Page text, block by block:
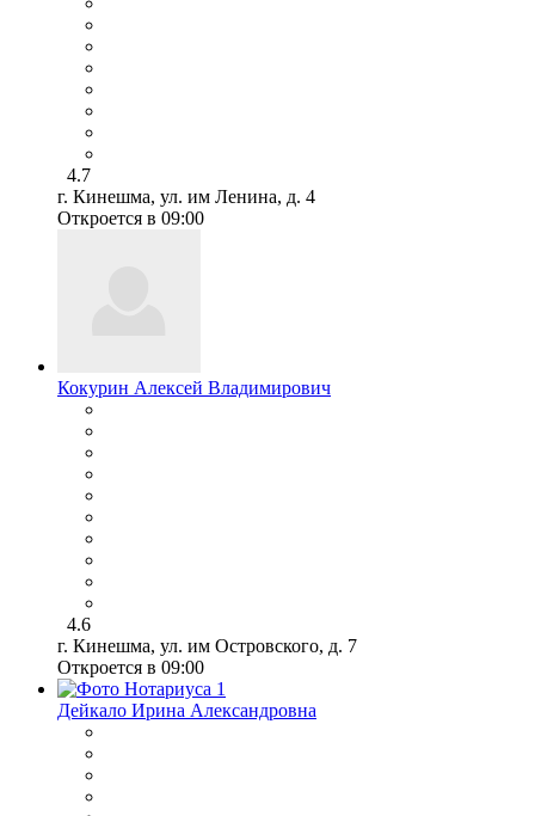
4.7
г. Кинешма, ул. им Ленина, д. 4
Откроется в 09:00
Кокурин Алексей Владимирович
4.6
г. Кинешма, ул. им Островского, д. 7
Откроется в 09:00
Дейкало Ирина Александровна